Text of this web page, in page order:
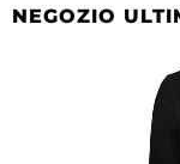
NEGOZIO